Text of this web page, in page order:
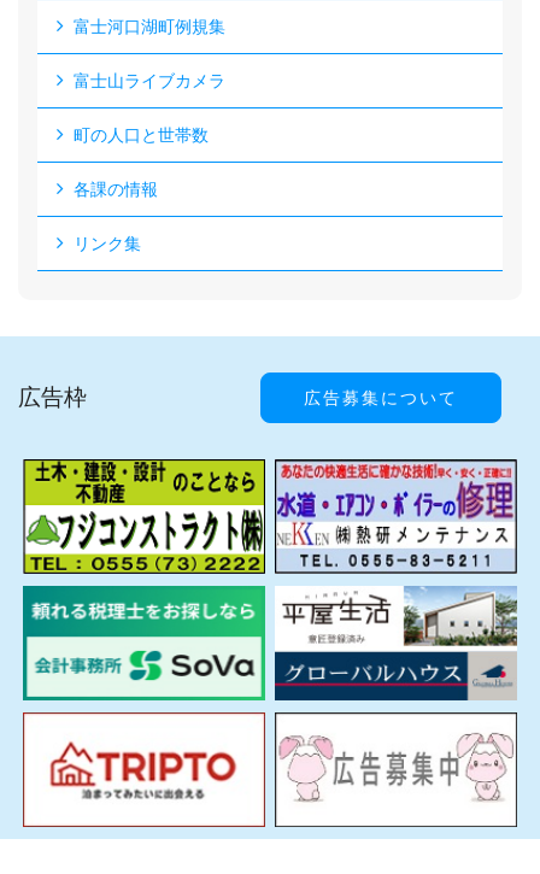
富士河口湖町例規集
富士山ライブカメラ
町の人口と世帯数
各課の情報
リンク集
広告枠 広告募集について